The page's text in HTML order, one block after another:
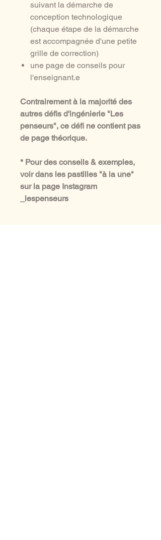
suivant la démarche de
conception technologique
(chaque étape de la démarche
est accompagnée d'une petite
grille de correction)
une page de conseils pour
l'enseignant.e
Contrairement à la majorité des
autres défis d'ingénierie "Les
penseurs", ce défi ne contient pas
de page théorique.
* Pour des conseils & exemples,
voir dans les pastilles "à la une"
sur la page Instagram
_lespenseurs